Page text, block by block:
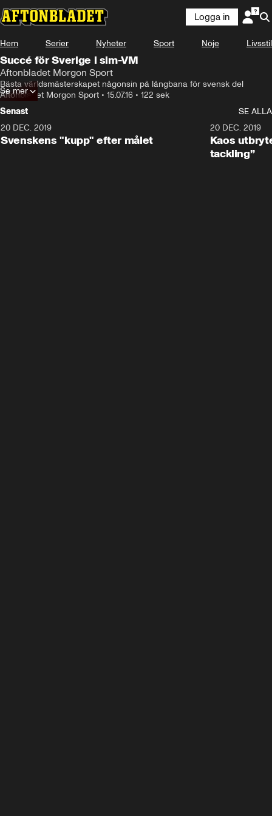
Logga in
Hem Serier Nyheter Sport Nöje Livsstil
Succé för Sverige i sim-VM
Aftonbladet Morgon Sport
Bästa världsmästerskapet någonsin på långbana för svensk del
Aftonbladet Morgon Sport • 15.07.16 • 122 sek
Se mer
Senast
SE ALLA
20 DEC. 2019
Svenskens "kupp" efter målet
20 DEC. 2019
Kaos
tackling”